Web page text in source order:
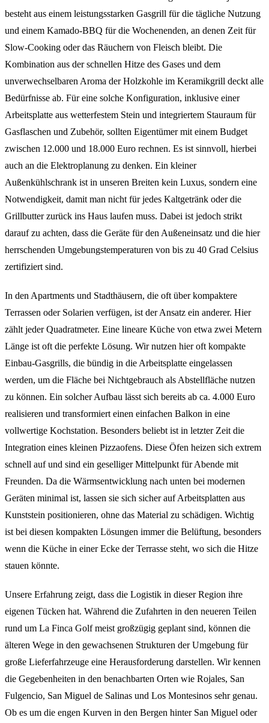
besteht aus einem leistungsstarken Gasgrill für die tägliche Nutzung
und einem Kamado-BBQ für die Wochenenden, an denen Zeit für
Slow-Cooking oder das Räuchern von Fleisch bleibt. Die
Kombination aus der schnellen Hitze des Gases und dem
unverwechselbaren Aroma der Holzkohle im Keramikgrill deckt alle
Bedürfnisse ab. Für eine solche Konfiguration, inklusive einer
Arbeitsplatte aus wetterfestem Stein und integriertem Stauraum für
Gasflaschen und Zubehör, sollten Eigentümer mit einem Budget
zwischen 12.000 und 18.000 Euro rechnen. Es ist sinnvoll, hierbei
auch an die Elektroplanung zu denken. Ein kleiner
Außenkühlschrank ist in unseren Breiten kein Luxus, sondern eine
Notwendigkeit, damit man nicht für jedes Kaltgetränk oder die
Grillbutter zurück ins Haus laufen muss. Dabei ist jedoch strikt
darauf zu achten, dass die Geräte für den Außeneinsatz und die hier
herrschenden Umgebungstemperaturen von bis zu 40 Grad Celsius
zertifiziert sind.
In den Apartments und Stadthäusern, die oft über kompaktere
Terrassen oder Solarien verfügen, ist der Ansatz ein anderer. Hier
zählt jeder Quadratmeter. Eine lineare Küche von etwa zwei Metern
Länge ist oft die perfekte Lösung. Wir nutzen hier oft kompakte
Einbau-Gasgrills, die bündig in die Arbeitsplatte eingelassen
werden, um die Fläche bei Nichtgebrauch als Abstellfläche nutzen
zu können. Ein solcher Aufbau lässt sich bereits ab ca. 4.000 Euro
realisieren und transformiert einen einfachen Balkon in eine
vollwertige Kochstation. Besonders beliebt ist in letzter Zeit die
Integration eines kleinen Pizzaofens. Diese Öfen heizen sich extrem
schnell auf und sind ein geselliger Mittelpunkt für Abende mit
Freunden. Da die Wärmsentwicklung nach unten bei modernen
Geräten minimal ist, lassen sie sich sicher auf Arbeitsplatten aus
Kunststein positionieren, ohne das Material zu schädigen. Wichtig
ist bei diesen kompakten Lösungen immer die Belüftung, besonders
wenn die Küche in einer Ecke der Terrasse steht, wo sich die Hitze
stauen könnte.
Unsere Erfahrung zeigt, dass die Logistik in dieser Region ihre
eigenen Tücken hat. Während die Zufahrten in den neueren Teilen
rund um La Finca Golf meist großzügig geplant sind, können die
älteren Wege in den gewachsenen Strukturen der Umgebung für
große Lieferfahrzeuge eine Herausforderung darstellen. Wir kennen
die Gegebenheiten in den benachbarten Orten wie Rojales, San
Fulgencio, San Miguel de Salinas und Los Montesinos sehr genau.
Ob es um die engen Kurven in den Bergen hinter San Miguel oder